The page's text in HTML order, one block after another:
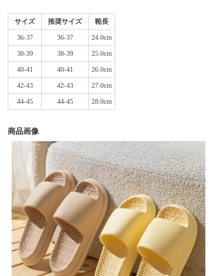
サイズ 推奨サイズ 靴長
36-37 36-37 24.0cm
38-39 38-39 25.0cm
40-41 40-41 26.0cm
42-43 42-43 27.0cm
44-45 44-45 28.0cm
商品画像